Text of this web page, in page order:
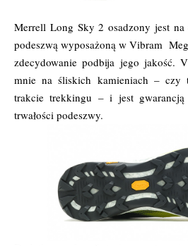
Merrell Long Sky 2 osadzony jest
podeszwą wyposażoną w Vibram
zdecydowanie podbija jego jakość.
mnie na śliskich kamieniach –
trakcie trekkingu – i jest gwarancją
trwałości podeszwy.